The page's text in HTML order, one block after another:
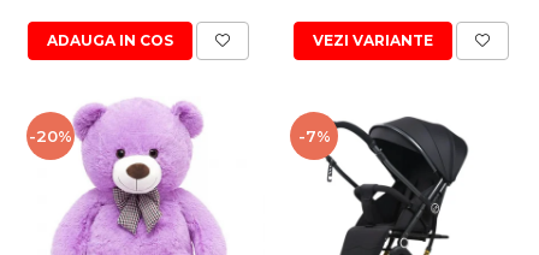
ADAUGA IN COS VEZI VARIANTE
-20% -7%